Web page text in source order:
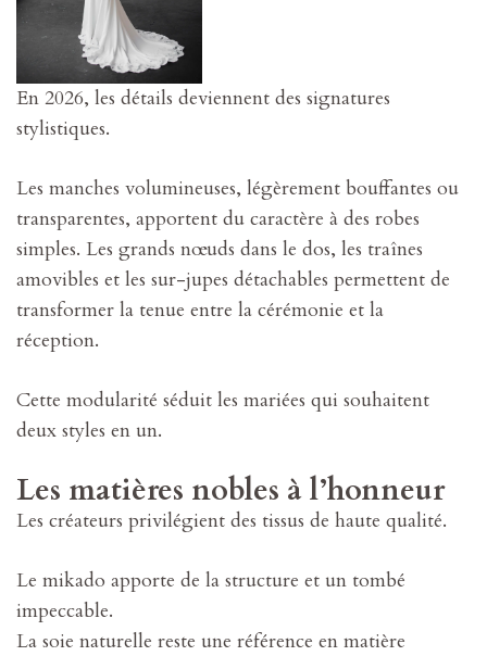
En 2026, les détails deviennent des signatures
stylistiques.
Les manches volumineuses, légèrement bouffantes ou
transparentes, apportent du caractère à des robes
simples. Les grands nœuds dans le dos, les traînes
amovibles et les sur-jupes détachables permettent de
transformer la tenue entre la cérémonie et la
réception.
Cette modularité séduit les mariées qui souhaitent
deux styles en un.
Les matières nobles à l’honneur
Les créateurs privilégient des tissus de haute qualité.
Le mikado apporte de la structure et un tombé
impeccable.
La soie naturelle reste une référence en matière